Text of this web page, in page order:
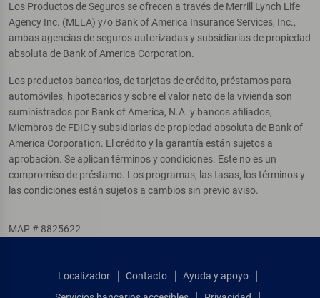
Los Productos de Seguros se ofrecen a través de Merrill Lynch Life
Agency Inc. (MLLA) y/o Bank of America Insurance Services, Inc.,
ambas agencias de seguros autorizadas y subsidiarias de propiedad
absoluta de Bank of America Corporation.
Los productos bancarios, de tarjetas de crédito, préstamos para
automóviles, hipotecarios y sobre el valor neto de la vivienda son
suministrados por Bank of America, N.A. y bancos afiliados,
Miembros de FDIC y subsidiarias de propiedad absoluta de Bank of
America Corporation. El crédito y la garantía están sujetos a
aprobación. Se aplican términos y condiciones. Este no es un
compromiso de préstamo. Los programas, las tasas, los términos y
las condiciones están sujetos a cambios sin previo aviso.
MAP # 8825622
Localizador Contacto
Ayuda y apoyo